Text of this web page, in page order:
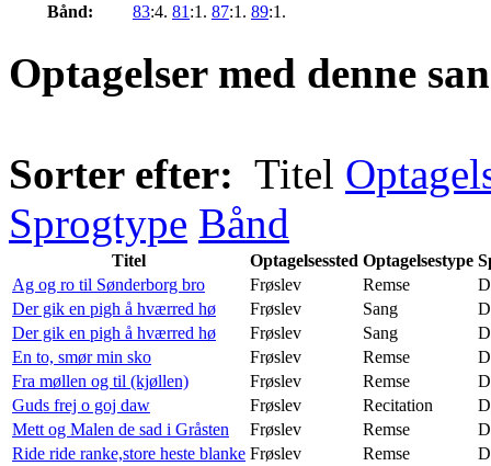
Bånd:
83:4. 81 :1. 87:1. 89:1.
Optagelser med denne
Sorter efter: Titel
Sprogtype Bånd
Titel Optagelsessted Optagelsestype
Ag og ro til Sønderborg bro
Frøslev Remse
Der gik en pigh å hværred hø
Frøslev Sang
Der gik en pigh å hværred hø
Frøslev Sang
En to, smør min sko
Frøslev Remse
Fra møllen og til (kjøllen)
Frøslev Remse
Guds frej o goj daw
Frøslev Recitation
Mett og Malen de sad i Gråsten
Frøslev Remse
Ride ride ranke,store heste blanke Frøslev Remse